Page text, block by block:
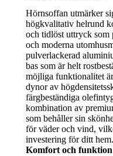
Hörnsoffan utmärker
högkvalitativ helrund
och tidlöst uttryck som
och moderna
pulverlackerad
bas som är helt
möjliga funktionalitet
dynor av
färgbeständiga
kombination av
som behåller sin
för väder och vind,
investering för ditt hem.
Komfort och funktion